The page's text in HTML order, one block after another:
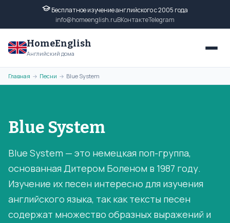
Бесплатное изучение английского с 2005 года
info@homeenglish.ruВКонтактеTelegram
HomeEnglish
Английский дома
Главная → Песни → Blue System
Blue System
Blue System — это немецкая поп-группа,
основанная Дитером Боленом в 1987 году.
Изучение их песен интересно для изучения
английского языка, так как тексты песен
содержат множество образных выражений и